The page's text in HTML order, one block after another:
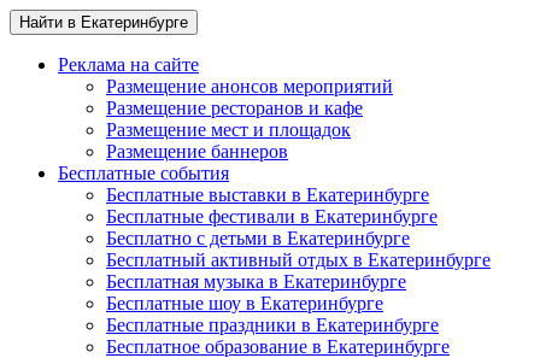
Найти в Екатеринбурге
Реклама на сайте
Размещение анонсов мероприятий
Размещение ресторанов и кафе
Размещение мест и площадок
Размещение баннеров
Бесплатные события
Бесплатные выставки в Екатеринбурге
Бесплатные фестивали в Екатеринбурге
Бесплатно с детьми в Екатеринбурге
Бесплатный активный отдых в Екатеринбурге
Бесплатная музыка в Екатеринбурге
Бесплатные шоу в Екатеринбурге
Бесплатные праздники в Екатеринбурге
Бесплатное образование в Екатеринбурге